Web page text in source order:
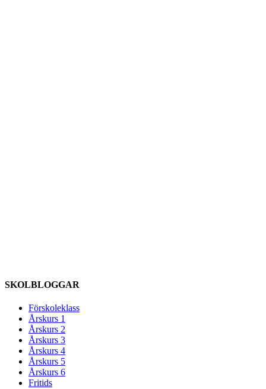
SKOLBLOGGAR
Förskoleklass
Årskurs 1
Årskurs 2
Årskurs 3
Årskurs 4
Årskurs 5
Årskurs 6
Fritids